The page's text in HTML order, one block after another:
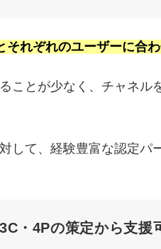
れぞれのユーザーに合
ことが少なく、チャネル
して、経験豊富な認定パ
・4Pの策定から支援